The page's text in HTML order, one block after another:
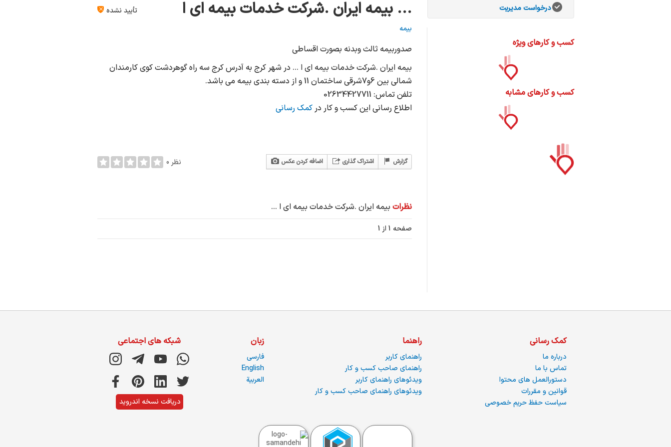
بیمه ایران .شرکت خدمات بیمه ای ا ...
تأیید نشده
بیمه
صدوربیمه ثالث وبدنه بصورت اقساطی
بیمه ایران .شرکت خدمات بیمه ای ا ... در شهر کرج به آدرس کرج سه راه گوهردشت کوی کارمندان
شمالی بین 6و7شرقی ساختمان 11 و از دسته بندی بیمه می باشد.
تلفن تماس: 02634427711
اطلاع رسانی این کسب و کار درکمک رسانی
اضافه کردن عکس اشتراک گذاری گزارش 0 نظر
نظرات بیمه ایران .شرکت خدمات بیمه ای ا ...
صفحه 1 از 1
درخواست مدیریت
کسب و کارهای ویژه
کسب و کارهای مشابه
کمک رسانی
درباره ما
تماس با ما
دستورالعمل های محتوا
قوانین و مقررات
سیاست حفظ حریم خصوصی
راهنما
راهنمای کاربر
راهنمای صاحب کسب و کار
ویدئوهای راهنمای کاربر
ویدئوهای راهنمای صاحب کسب و کار
زبان
فارسی
English
العربية
شبکه های اجتماعی
دریافت نسخه اندروید